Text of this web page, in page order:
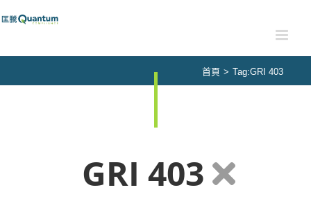
to
首頁 > Tag:GRI 403
GRI 403